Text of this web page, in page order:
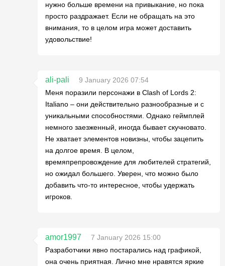
нужно больше времени на привыкание, но пока
просто раздражает. Если не обращать на это
внимания, то в целом игра может доставить
удовольствие!
ali-pali
9 January 2026 07:54
Меня поразили персонажи в Clash of Lords 2:
Italiano – они действительно разнообразные и с
уникальными способностями. Однако геймплей
немного заезженный, иногда бывает скучновато.
Не хватает элементов новизны, чтобы зацепить
на долгое время. В целом,
времяпрепровождение для любителей стратегий,
но ожидал большего. Уверен, что можно было
добавить что-то интересное, чтобы удержать
игроков.
amor1997
7 January 2026 15:00
Разработчики явно постарались над графикой,
она очень приятная. Лично мне нравятся яркие